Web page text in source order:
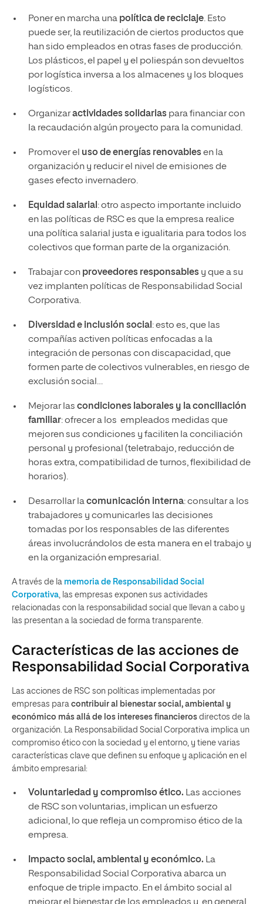
Poner en marcha una política de reciclaje. Esto
puede ser, la reutilización de ciertos productos que
han sido empleados en otras fases de producción.
Los plásticos, el papel y el poliespán son devueltos
por logística inversa a los almacenes y los bloques
logísticos.
Organizaractividades solidariaspara financiar con
la recaudación algún proyecto para la comunidad.
Promover el uso de energías renovablesen la
organización y reducir el nivel de emisiones de
gases efecto invernadero.
Equidad salarial: otro aspecto importante incluido
en las políticas de RSC es que la empresa realice
una política salarial justa e igualitaria para todos los
colectivos que forman parte de la organización.
Trabajar con proveedores responsablesy que a su
vez implanten políticas de Responsabilidad Social
Corporativa.
Diversidad e inclusión social: esto es, que las
compañías activen políticas enfocadas a la
integración de personas con discapacidad, que
formen parte de colectivos vulnerables, en riesgo de
exclusión social…
Mejorar las condiciones laborales y la conciliación
familiar: ofrecer a los empleados medidas que
mejoren sus condiciones y faciliten la conciliación
personal y profesional (teletrabajo, reducción de
horas extra, compatibilidad de turnos, flexibilidad de
horarios).
Desarrollar lacomunicación interna: consultar a los
trabajadores y comunicarles las decisiones
tomadas por los responsables de las diferentes
áreas involucrándolos de esta manera en el trabajo y
en la organización empresarial.
A través de la memoria de Responsabilidad Social
Corporativa, las empresas exponen sus actividades
relacionadas con la responsabilidad social que llevan a cabo y
las presentan a la sociedad de forma transparente.
Características de las acciones de
Responsabilidad Social Corporativa
Las acciones de RSC son políticas implementadas por
empresas para contribuir al bienestar social, ambiental y
económico más allá de los intereses financieros directos de la
organización. La Responsabilidad Social Corporativa implica un
compromiso ético con la sociedad y el entorno, y tiene varias
características clave que definen su enfoque y aplicación en el
ámbito empresarial:
Voluntariedad y compromiso ético. Las acciones
de RSC son voluntarias, implican un esfuerzo
adicional, lo que refleja un compromiso ético de la
empresa.
Impacto social, ambiental y económico. La
Responsabilidad Social Corporativa abarca un
enfoque de triple impacto. En el ámbito social al